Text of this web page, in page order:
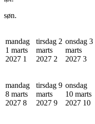
søn.
mandag
1 marts
2027 1
tirsdag 2
marts
2027 2
onsdag 3
marts
2027 3
mandag
8 marts
2027 8
tirsdag 9
marts
2027 9
onsdag
10 marts
2027 10